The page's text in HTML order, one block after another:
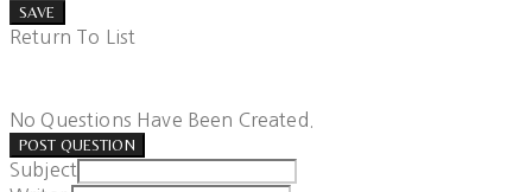
SAVE
Return To List
No Questions Have Been Created.
POST QUESTION
Subject